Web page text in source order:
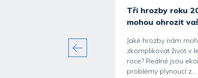
Tři hrozby roku
mohou ohrozit
Jaké hrozby nám
zkomplikovat život v
roce? Reálné jsou
problémy plynoucí z...